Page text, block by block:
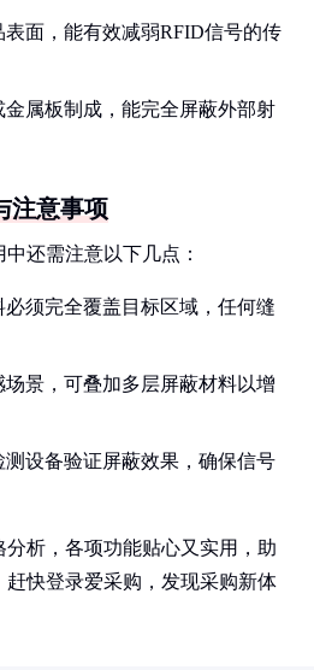
表面，能有效减弱RFID信号的传
金属板制成，能完全屏蔽外部射
注意事项
还需注意以下几点：
必须完全覆盖目标区域，任何缝
场景，可叠加多层屏蔽材料以增
测设备验证屏蔽效果，确保信号
析，各项功能贴心又实用，助
快登录爱采购，发现采购新体